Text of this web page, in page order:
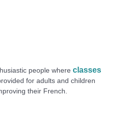
people whereclasses
for adults and children
their French.